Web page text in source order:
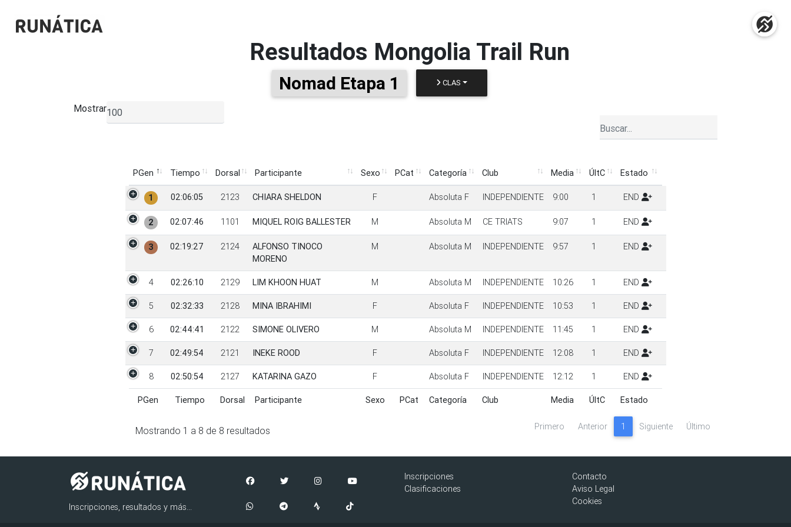
Resultados Mongolia Trail Run
Nomad Etapa 1 CLAS
Mostrar
PGen Tiempo Dorsal Participante Sexo PCat Categoría Club Media ÚltC
Estado
PGen
Tiempo Dorsal Participante Sexo Categoría Club Media ÚltC Estado
PGen Tiempo Dorsal Participante Sexo PCat Categoría Club Media ÚltC Estado
1 02:06:05 2123 CHIARA SHELDON F Absoluta F INDEPENDIENTE 9:00 1 END
2 02:07:46 1101 MIQUEL ROIG BALLESTER M Absoluta M CE TRIATS 9:07 1 END
3 02:19:27 2124
ALFONSO TINOCO
MORENO
M Absoluta M INDEPENDIENTE 9:57 1 END
4 02:26:10 2129 LIM KHOON HUAT M Absoluta M INDEPENDIENTE 10:26 1 END
5 02:32:33 2128 MINA IBRAHIMI F Absoluta F INDEPENDIENTE 10:53 1 END
6 02:44:41 2122 SIMONE OLIVERO M Absoluta M INDEPENDIENTE 11:45 1 END
7 02:49:54 2121 INEKE ROOD F Absoluta F INDEPENDIENTE 12:08 1 END
8 02:50:54 2127 KATARINA GAZO F Absoluta F INDEPENDIENTE 12:12 1 END
PGen Tiempo Dorsal Participante Sexo PCat Categoría Club Media ÚltC Estado
Mostrando 1 a 8 de 8 resultados Primero Anterior 1 Siguiente Último
Inscripciones, resultados y más...
Inscripciones
Clasificaciones
Contacto
Aviso Legal
Cookies